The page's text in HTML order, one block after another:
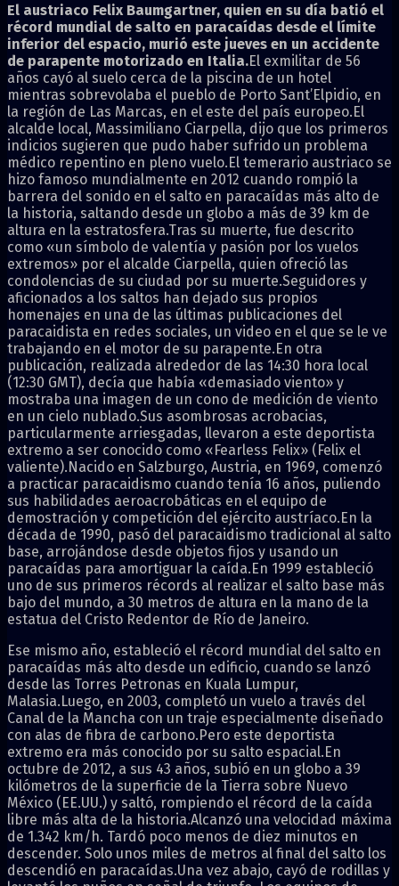
El austriaco Felix Baumgartner, quien en su día batió el
récord mundial de salto en paracaídas desde el límite
inferior del espacio, murió este jueves en un accidente
de parapente motorizado en Italia.El exmilitar de 56
años cayó al suelo cerca de la piscina de un hotel
mientras sobrevolaba el pueblo de Porto Sant’Elpidio, en
la región de Las Marcas, en el este del país europeo.El
alcalde local, Massimiliano Ciarpella, dijo que los primeros
indicios sugieren que pudo haber sufrido un problema
médico repentino en pleno vuelo.El temerario austriaco se
hizo famoso mundialmente en 2012 cuando rompió la
barrera del sonido en el salto en paracaídas más alto de
la historia, saltando desde un globo a más de 39 km de
altura en la estratosfera.Tras su muerte, fue descrito
como «un símbolo de valentía y pasión por los vuelos
extremos» por el alcalde Ciarpella, quien ofreció las
condolencias de su ciudad por su muerte.Seguidores y
aficionados a los saltos han dejado sus propios
homenajes en una de las últimas publicaciones del
paracaidista en redes sociales, un video en el que se le ve
trabajando en el motor de su parapente.En otra
publicación, realizada alrededor de las 14:30 hora local
(12:30 GMT), decía que había «demasiado viento» y
mostraba una imagen de un cono de medición de viento
en un cielo nublado.Sus asombrosas acrobacias,
particularmente arriesgadas, llevaron a este deportista
extremo a ser conocido como «Fearless Felix» (Felix el
valiente).Nacido en Salzburgo, Austria, en 1969, comenzó
a practicar paracaidismo cuando tenía 16 años, puliendo
sus habilidades aeroacrobáticas en el equipo de
demostración y competición del ejército austríaco.En la
década de 1990, pasó del paracaidismo tradicional al salto
base, arrojándose desde objetos fijos y usando un
paracaídas para amortiguar la caída.En 1999 estableció
uno de sus primeros récords al realizar el salto base más
bajo del mundo, a 30 metros de altura en la mano de la
estatua del Cristo Redentor de Río de Janeiro.
Ese mismo año, estableció el récord mundial del salto en
paracaídas más alto desde un edificio, cuando se lanzó
desde las Torres Petronas en Kuala Lumpur,
Malasia.Luego, en 2003, completó un vuelo a través del
Canal de la Mancha con un traje especialmente diseñado
con alas de fibra de carbono.Pero este deportista
extremo era más conocido por su salto espacial.En
octubre de 2012, a sus 43 años, subió en un globo a 39
kilómetros de la superficie de la Tierra sobre Nuevo
México (EE.UU.) y saltó, rompiendo el récord de la caída
libre más alta de la historia.Alcanzó una velocidad máxima
de 1.342 km/h. Tardó poco menos de diez minutos en
descender. Solo unos miles de metros al final del salto los
descendió en paracaídas.Una vez abajo, cayó de rodillas y